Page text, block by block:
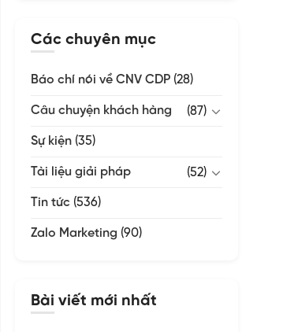
Các chuyên mục
Báo chí nói về CNV CDP(28)
Câu chuyện khách hàng (87)
Sự kiện(35)
Tài liệu giải pháp (52)
Tin tức (536)
Zalo Marketing (90)
Bài viết mới nhất